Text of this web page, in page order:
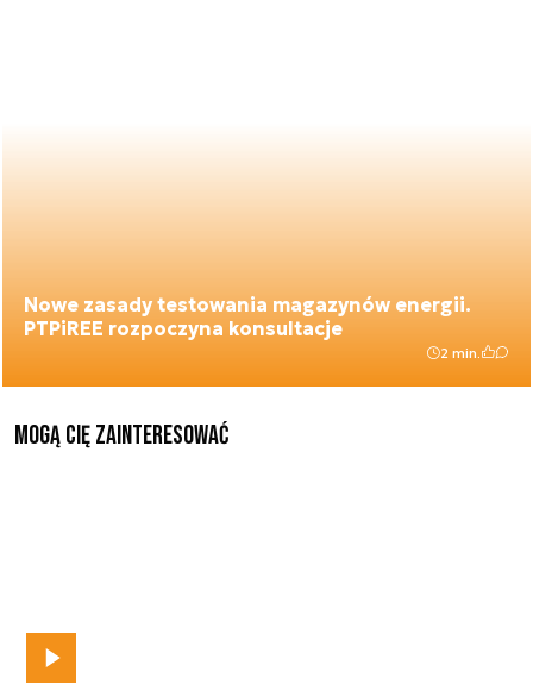
Nowe zasady testowania magazynów energii.
PTPiREE rozpoczyna konsultacje
2 min.
Mogą Cię zainteresować